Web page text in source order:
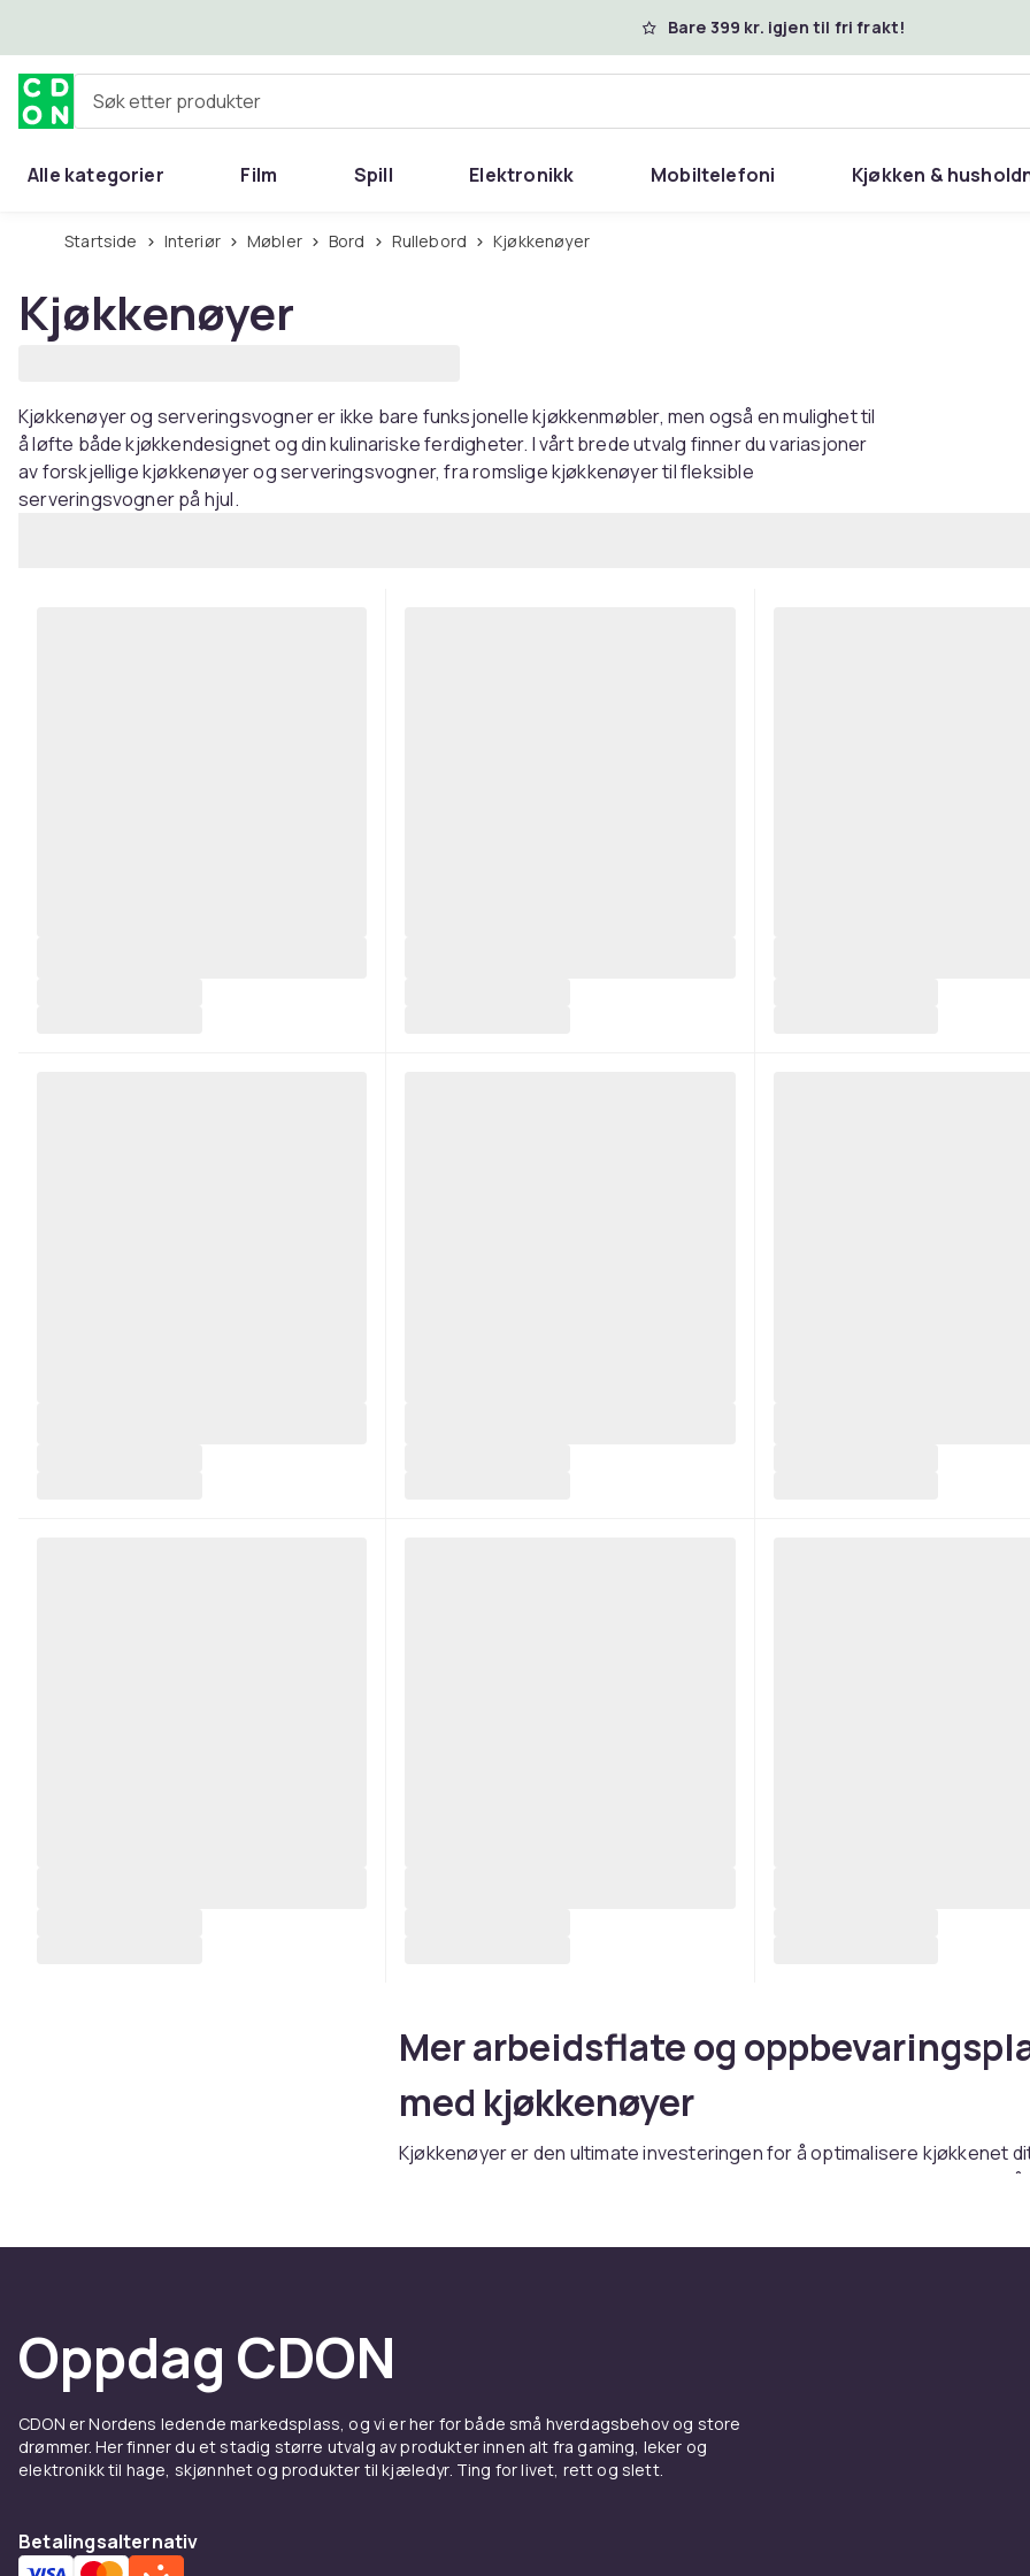
Bare 399 kr. igjen til fri frakt!
Søk etter produkter
Alle kategorier Film Spill Elektronikk Mobiltelefoni Kjøkken &
Startside Interiør Møbler Bord Rullebord Kjøkkenøyer
Kjøkkenøyer
Kjøkkenøyer og serveringsvogner er ikke bare funksjonelle kjøkkenmøbler, men også en mulighet til
å løfte både kjøkkendesignet og din kulinariske ferdigheter. I vårt brede utvalg finner du variasjoner
av forskjellige kjøkkenøyer og serveringsvogner, fra romslige kjøkkenøyer til fleksible
serveringsvogner på hjul.
Mer arbeidsflate og
med kjøkkenøyer
Kjøkkenøyer er den ultimate investeringen for å optimalisere kjøkkenet
deg ekstra arbeidsflate og oppbevaringsplass, noe som er uvurderlig
løsninger for begrenset plass
Hvis du har et mindre kjøkken, trenger du ikke å gi opp fordelene med en
Oppdag CDON
CDON er Nordens ledende markedsplass, og vi er her for både små hverdagsbehov og store
drømmer. Her finner du et stadig større utvalg av produkter innen alt fra gaming, leker og
elektronikk til hage, skjønnhet og produkter til kjæledyr. Ting for livet, rett og slett.
Betalingsalternativ